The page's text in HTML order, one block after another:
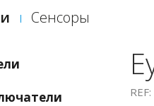
Сенсоры